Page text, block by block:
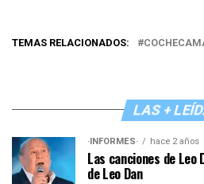
TEMAS RELACIONADOS:
LAS +
·INFORMES· hace 2 años
Las canciones de Leo
de Leo Dan